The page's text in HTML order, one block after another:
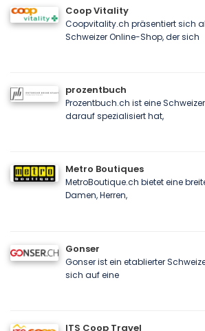
Coop Vitality
Coopvitality.ch präsentiert sich
Schweizer Online-Shop, der sich
prozentbuch
Prozentbuch.ch ist eine
darauf spezialisiert hat,
Metro Boutiques
MetroBoutique.ch bietet eine
Damen, Herren,
Gonser
Gonser ist ein etablierter
sich auf eine
ITS Coop Travel